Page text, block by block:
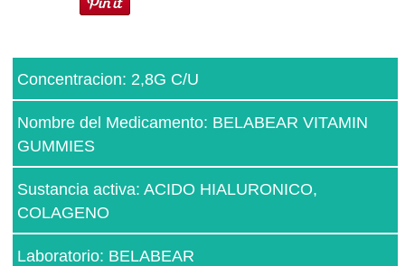
Concentracion: 2,8G C/U
Nombre del Medicamento: BELABEAR VITAMIN
GUMMIES
Sustancia activa: ACIDO HIALURONICO,
COLAGENO
Laboratorio: BELABEAR